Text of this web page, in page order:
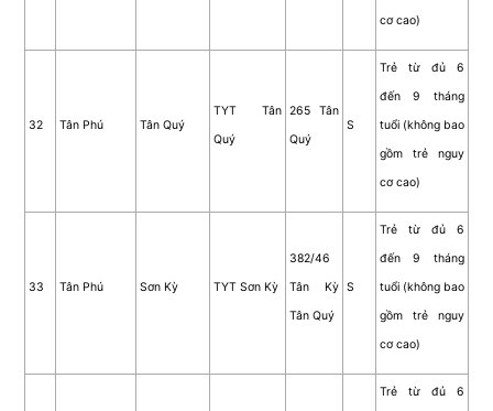
cơ cao)
32 Tân Phú Tân Quý
TYT Tân
Quý
265 Tân
Quý
S
Trẻ từ đủ 6
đến 9 tháng
tuổi (không bao
gồm trẻ nguy
cơ cao)
33 Tân Phú Sơn Kỳ TYT Sơn Kỳ
382/46
Tân Kỳ
Tân Quý
S
Trẻ từ đủ 6
đến 9 tháng
tuổi (không bao
gồm trẻ nguy
cơ cao)
Trẻ từ đủ 6